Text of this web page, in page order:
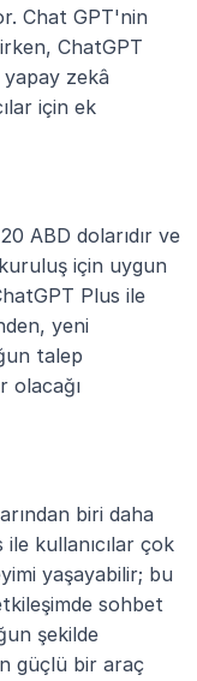
Chat GPT'nin
ChatGPT
yapay zekâ
için ek
ABD dolarıdır ve
için uygun
Plus ile
yeni
talep
olacağı
biri daha
ile kullanıcılar çok
yaşayabilir; bu
sohbet
şekilde
güçlü bir araç